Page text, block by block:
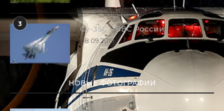
3
Су-35С – ВВС России
08.09.2019
НОВЫЕ ФОТОГРАФИИ